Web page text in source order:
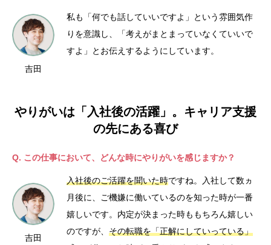
吉田
私も「何でも話していいですよ」という雰囲気作
りを意識し、「考えがまとまっていなくていいで
すよ」とお伝えするようにしています。
やりがいは「入社後の活躍」。キャリア支援
の先にある喜び
Q. この仕事において、どんな時にやりがいを感じますか？
吉田
入社後のご活躍を聞いた時ですね。入社して数ヵ
月後に、ご機嫌に働いているのを知った時が一番
嬉しいです。内定が決まった時ももちろん嬉しい
のですが、 その転職を「正解にしていっている」